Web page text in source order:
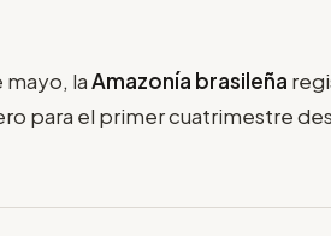
laAmazonía brasileña
para el primer cuatrimestre